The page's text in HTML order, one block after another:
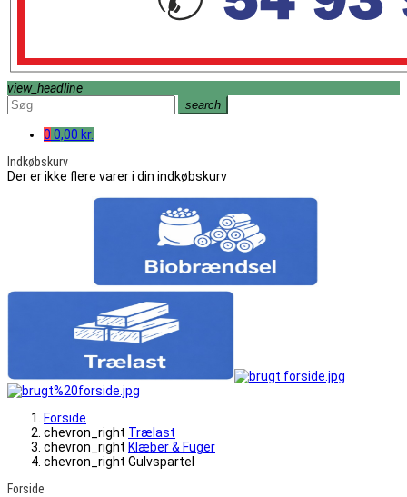
view_headline
search
0 0,00 kr.
Indkøbskurv
Der er ikke flere varer i din indkøbskurv
Forside
chevron_right Trælast
chevron_right Klæber & Fuger
chevron_right Gulvspartel
Forside